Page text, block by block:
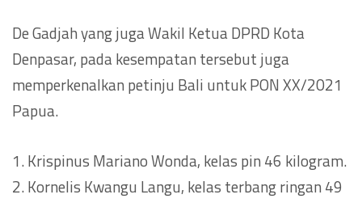
De Gadjah yang juga Wakil Ketua DPRD Kota
Denpasar, pada kesempatan tersebut juga
memperkenalkan petinju Bali untuk PON XX/2021
Papua.
1. Krispinus Mariano Wonda, kelas pin 46 kilogram.
2. Kornelis Kwangu Langu, kelas terbang ringan 49